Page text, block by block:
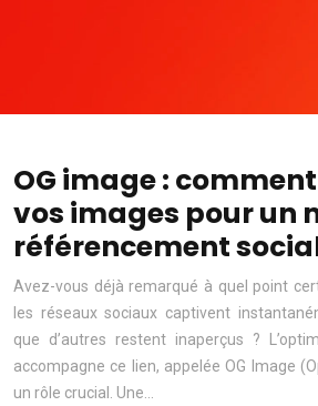
OG image :
vos images pour un
référencement
Avez-vous déjà remarqué à quel point
les réseaux sociaux captivent
que d’autres restent inaperçus ?
accompagne ce lien, appelée OG Image
un rôle crucial. Une…